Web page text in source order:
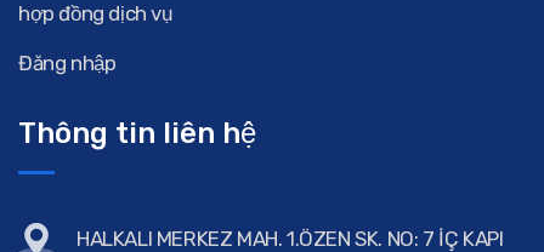
hợp đồng dịch vụ
Đăng nhập
Thông tin liên hệ
HALKALI MERKEZ MAH. 1.ÖZEN SK. NO: 7 İÇ KAPI